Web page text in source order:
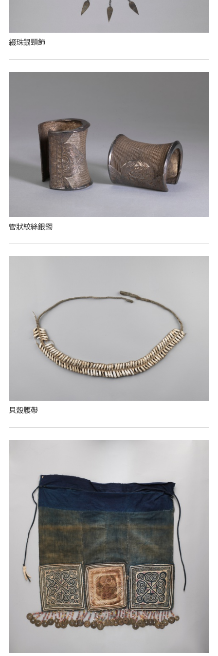
綴珠銀頸飾
管狀絞絲銀鐲
貝殼腰帶